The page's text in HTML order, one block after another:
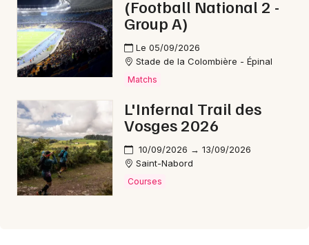
88 - Vosges
Mon email
(Football National 2 -
Group A)
Le 05/09/2026
Stade de la Colombière - Épinal
Matchs
L'Infernal Trail des
Vosges 2026
10/09/2026 → 13/09/2026
Saint-Nabord
Courses